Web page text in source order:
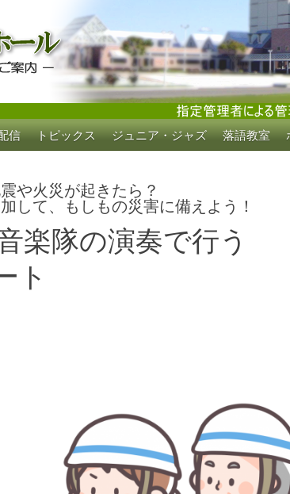
ール
信 トピックス ジュニア・ジャズ 落語教室
や火災が起きたら？
して、もしもの災害に備えよう！
楽隊の演奏で行う
ト